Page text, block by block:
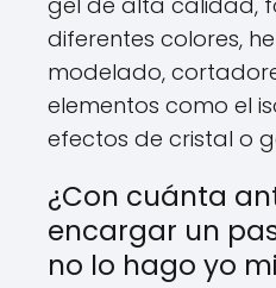
diferentes colores,
modelado,
elementos como el
efectos de cristal o
¿Con cuánta
encargar un
no lo hago yo